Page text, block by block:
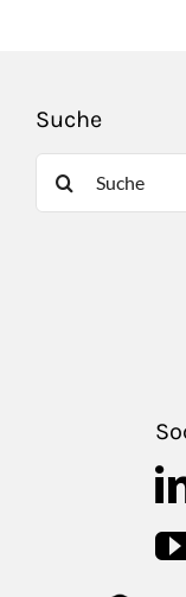
Suche
Suche